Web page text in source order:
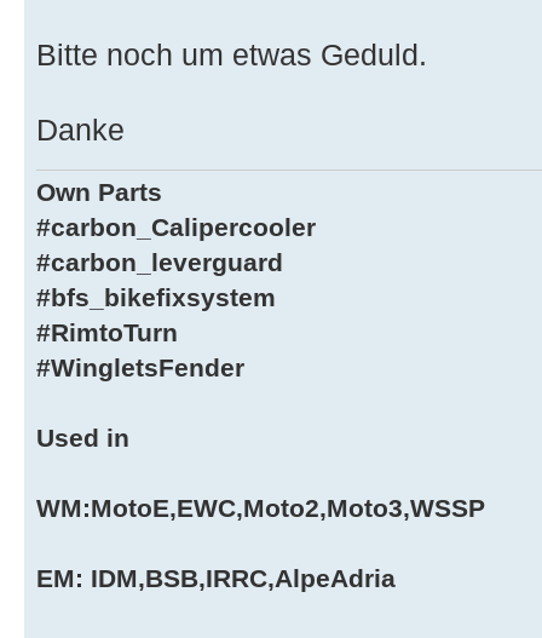
Bitte noch um etwas Geduld.
Danke
Own Parts
#carbon_Calipercooler
#carbon_leverguard
#bfs_bikefixsystem
#RimtoTurn
#WingletsFender
Used in
WM:MotoE,EWC,Moto2,Moto3,WSSP
EM: IDM,BSB,IRRC,AlpeAdria